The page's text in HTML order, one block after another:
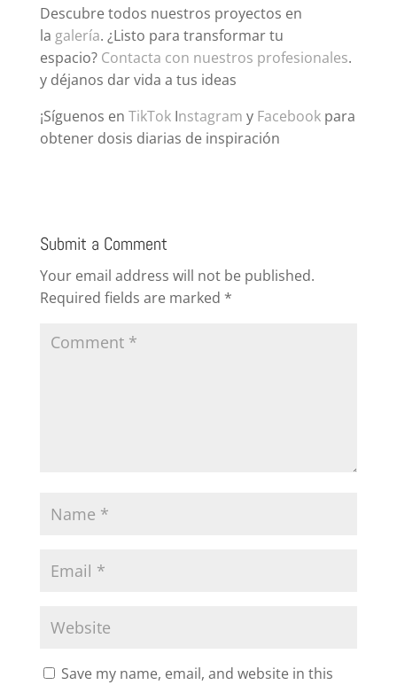
Descubre todos nuestros proyectos en
la galería. ¿Listo para transformar tu
espacio?Contacta con nuestros profesionales.
y déjanos dar vida a tus ideas
¡Síguenos en TikTokInstagram y Facebook para
obtener dosis diarias de inspiración
Submit a Comment
Your email address will not be published.
Required fields are marked *
Save my name, email, and website in this